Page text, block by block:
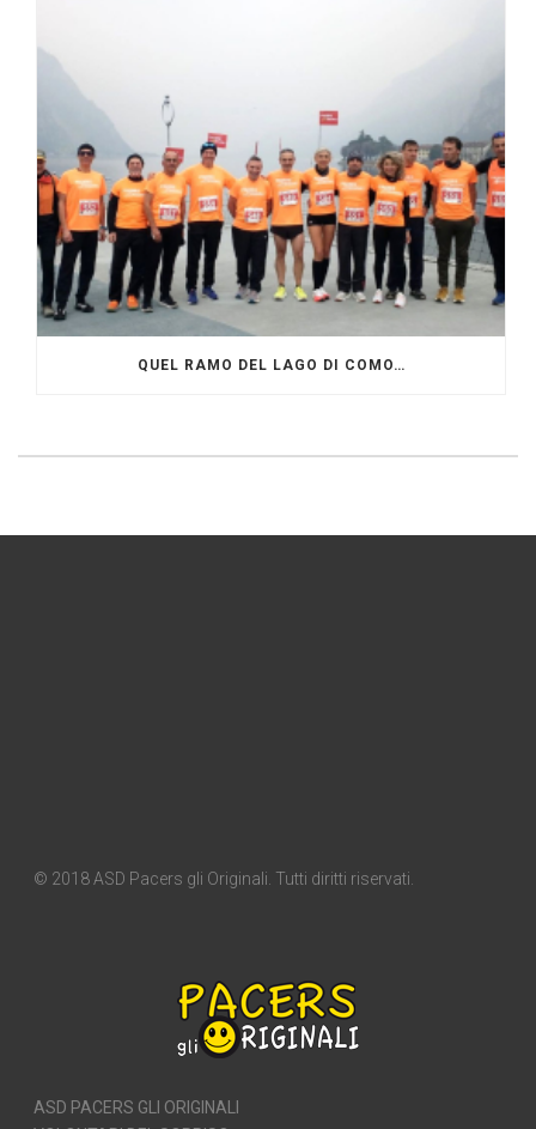
QUEL RAMO DEL LAGO DI COMO…
© 2018 ASD Pacers gli Originali. Tutti diritti riservati.
ASD PACERS GLI ORIGINALI